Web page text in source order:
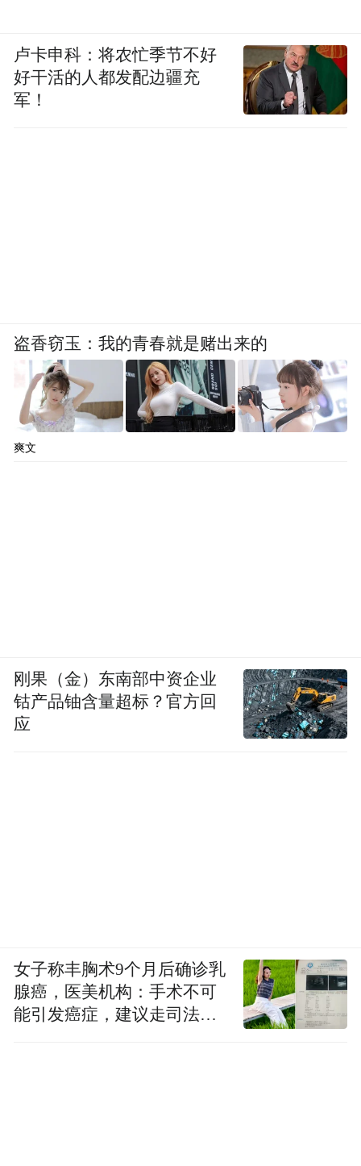
卢卡申科：将农忙季节不好
好干活的人都发配边疆充
军！
盗香窃玉：我的青春就是赌出来的
爽文
刚果（金）东南部中资企业
钴产品铀含量超标？官方回
应
女子称丰胸术9个月后确诊乳
腺癌，医美机构：手术不可
能引发癌症，建议走司法途